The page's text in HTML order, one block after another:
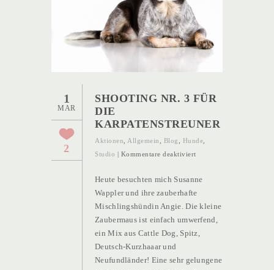
1
MAR
2
SHOOTING NR. 3 FÜR
DIE
KARPATENSTREUNER
Aktionen, Allgemein, Blog, Hunde,
Studio
Kommentare deaktiviertfür
Nr.
3
für
die
Karpatenstreuner
Heute besuchten mich Susanne
Wappler und ihre zauberhafte
Mischlingshündin Angie. Die kleine
Zaubermaus ist einfach umwerfend,
ein Mix aus Cattle Dog, Spitz,
Deutsch-Kurzhaaar und
Neufundländer! Eine sehr gelungene